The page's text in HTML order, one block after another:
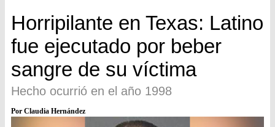
Horripilante en Texas: Latino
fue ejecutado por beber
sangre de su víctima
Hecho ocurrió en el año 1998
Por Claudia Hernández